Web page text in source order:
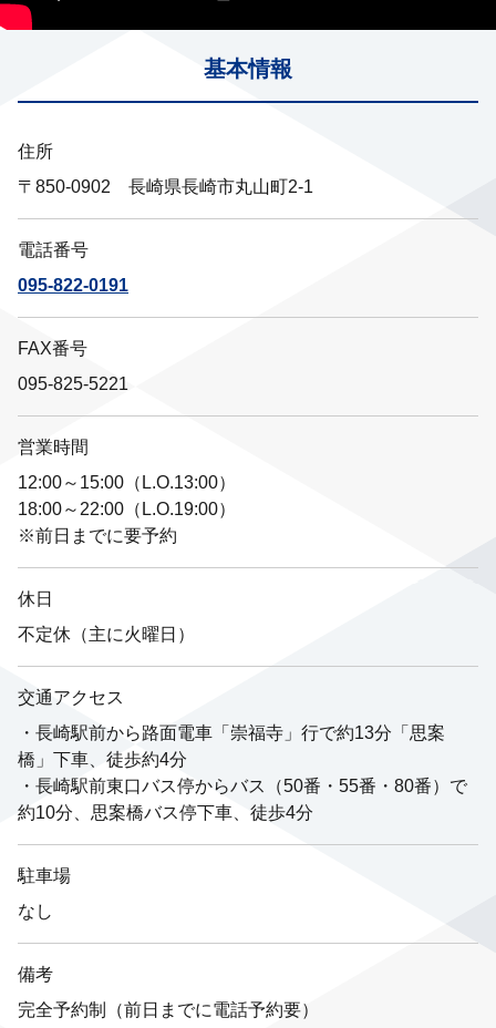
基本情報
住所
〒850-0902 長崎県長崎市丸山町2-1
電話番号
095-822-0191
FAX番号
095-825-5221
営業時間
12:00～15:00（L.O.13:00）
18:00～22:00（L.O.19:00）
※前日までに要予約
休日
不定休（主に火曜日）
交通アクセス
・長崎駅前から路面電車「崇福寺」行で約13分「思案
橋」下車、徒歩約4分
・長崎駅前東口バス停からバス（50番・55番・80番）で
約10分、思案橋バス停下車、徒歩4分
駐車場
なし
備考
完全予約制（前日までに電話予約要）